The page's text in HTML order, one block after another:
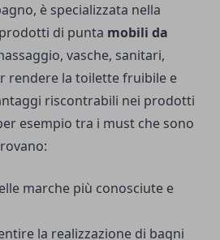
è specializzata nella
di punta mobili da
vasche, sanitari,
rendere la toilette fruibile e
riscontrabili nei prodotti
esempio tra i must che sono
marche più conosciute e
la realizzazione di bagni